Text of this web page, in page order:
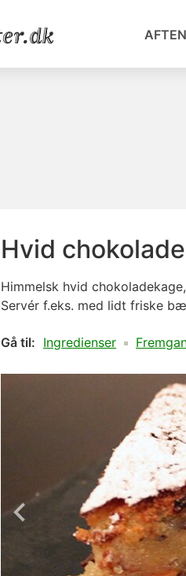
Hvid
Himmelsk hvid
Servér f.eks. med lidt friske
Gå til: Ingredienser